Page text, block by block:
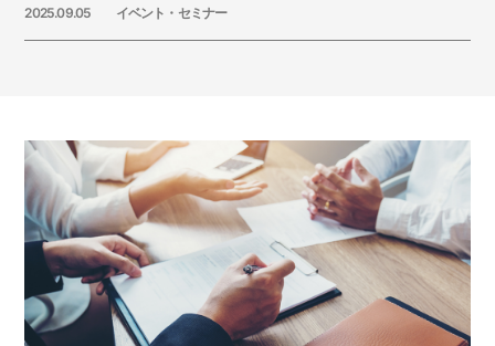
2025.09.05 イベント・セミナー